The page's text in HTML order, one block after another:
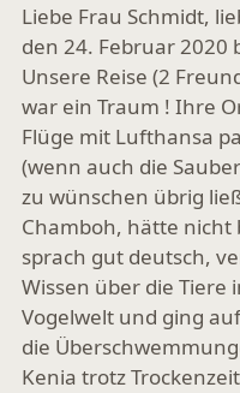
Liebe Frau Schmidt,
den 24. Februar 2020
Unsere Reise (2
war ein Traum ! Ihre
Flüge mit Lufthansa
(wenn auch die
zu wünschen übrig
Chamboh, hätte nicht
sprach gut deutsch,
Wissen über die Tiere
Vogelwelt und ging
die
Kenia trotz